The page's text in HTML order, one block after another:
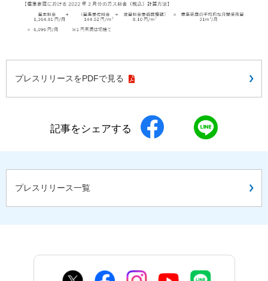
プレスリリースをPDFで見る
記事をシェアする
プレスリリース一覧